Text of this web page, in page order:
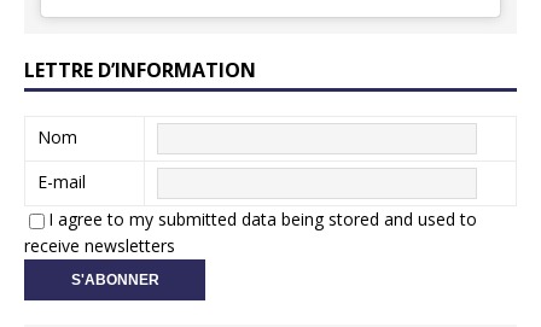
LETTRE D’INFORMATION
Nom
E-mail
I agree to my submitted data being stored and used to
receive newsletters